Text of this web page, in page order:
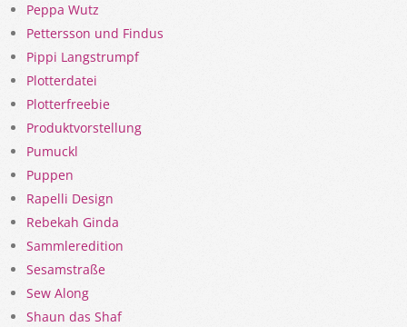
Peppa Wutz
Pettersson und Findus
Pippi Langstrumpf
Plotterdatei
Plotterfreebie
Produktvorstellung
Pumuckl
Puppen
Rapelli Design
Rebekah Ginda
Sammleredition
Sesamstraße
Sew Along
Shaun das Shaf